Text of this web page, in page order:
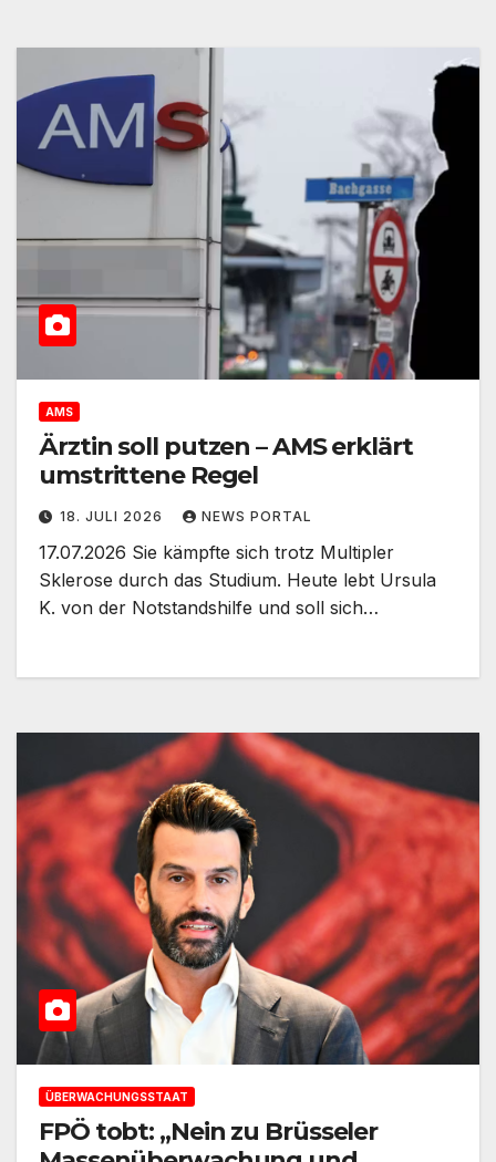
AMS
Ärztin soll putzen – AMS erklärt
umstrittene Regel
18. JULI 2026 NEWS PORTAL
17.07.2026 Sie kämpfte sich trotz Multipler
Sklerose durch das Studium. Heute lebt Ursula
K. von der Notstandshilfe und soll sich…
ÜBERWACHUNGSSTAAT
FPÖ tobt: „Nein zu Brüsseler